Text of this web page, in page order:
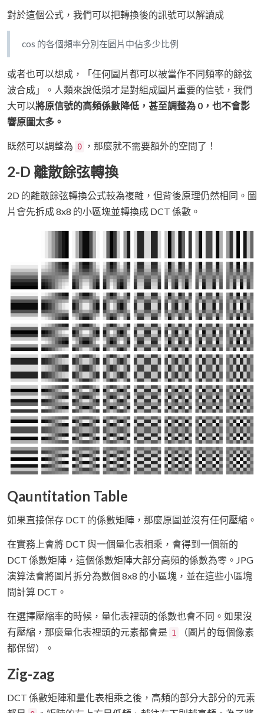
對於這個公式，我們可以把轉換後的訊號可以解讀成
cos 的各個頻率分別在圖片中佔多少比例
或者也可以想成，「任何圖片都可以被當作不同頻率的餘弦
波合成」。人類來說低頻才是對組成圖片重要的信號，我們
大可以將原信號的高頻係數降低，甚至調整為 0，也不會影
響原圖太多。
既然可以調整為 0 ，那麼就不需要額外的空間了！
2-D 離散餘弦轉換
2D 的離散餘弦轉換公式較為複雜，但背後原理仍然相同。圖
片會先拆成 8x8 的小區塊並轉換成 DCT 係數。
Qauntitation Table
如果直接保存 DCT 的係數矩陣，那麼原圖並沒有任何壓縮。
在實務上會將 DCT 與一個量化表相乘，會得到一個新的
DCT 係數矩陣，這個係數矩陣大部分高頻的係數為零。JPG
演算法會將圖片拆分為數個 8x8 的小區塊，並在這些小區塊
間計算 DCT。
在選擇壓縮率的時候，量化表裡頭的係數也會不同。如果沒
有壓縮，那麼量化表裡頭的元素都會是 1
（圖片的每個像素
都保留）。
Zig-zag
DCT 係數矩陣和量化表相乘之後，高頻的部分大部分的元素